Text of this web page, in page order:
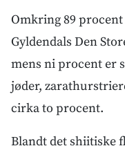
Omkring 89
Gyldendals Den
mens ni procent er
jøder,
cirka to procent.
Blandt det shiitiske